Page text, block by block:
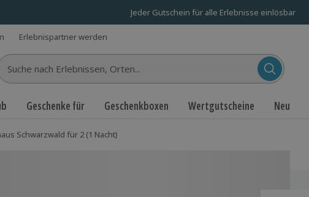
Jeder Gutschein für alle Erlebnisse einlösbar
Erlebnispartner werden
nach Erlebnissen...
Geschenke für Geschenkboxen Wertgutscheine Neu
Schwarzwald für 2 (1 Nacht)